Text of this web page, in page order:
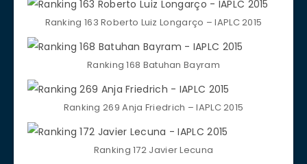
Ranking 163 Roberto Luiz Longarço – IAPLC 2015
Ranking 168 Batuhan Bayram
Ranking 269 Anja Friedrich‎ – IAPLC 2015
Ranking 172 Javier Lecuna